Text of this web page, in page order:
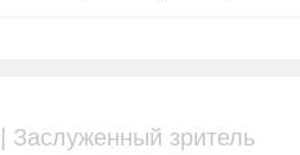
| Заслуженный зритель